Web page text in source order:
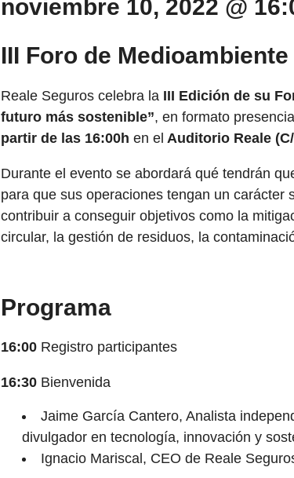
noviembre 10, 2022 @
III Foro de
Reale Seguros celebra la III Edición de su
futuro más sostenible”, en formato
partir de las 16:00h en el Auditorio Reale
Durante el evento se abordará qué tendrán
para que sus operaciones tengan un
contribuir a conseguir objetivos como la
circular, la gestión de residuos, la
Programa
16:00 Registro participantes
16:30 Bienvenida
Jaime García Cantero, Analista
divulgador en tecnología, innovación y
Ignacio Mariscal, CEO de Reale